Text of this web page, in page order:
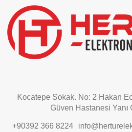
left
blank
Kocatepe Sokak. No: 2 Hakan
Güven Hastanesi Yanı
+90392 366 8224